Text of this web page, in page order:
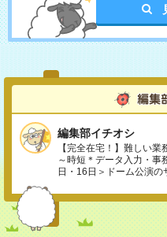
編集部イチオシ
【完全在宅！】難しい
～時短＊データ入力・事
日・16日＞ドーム公演